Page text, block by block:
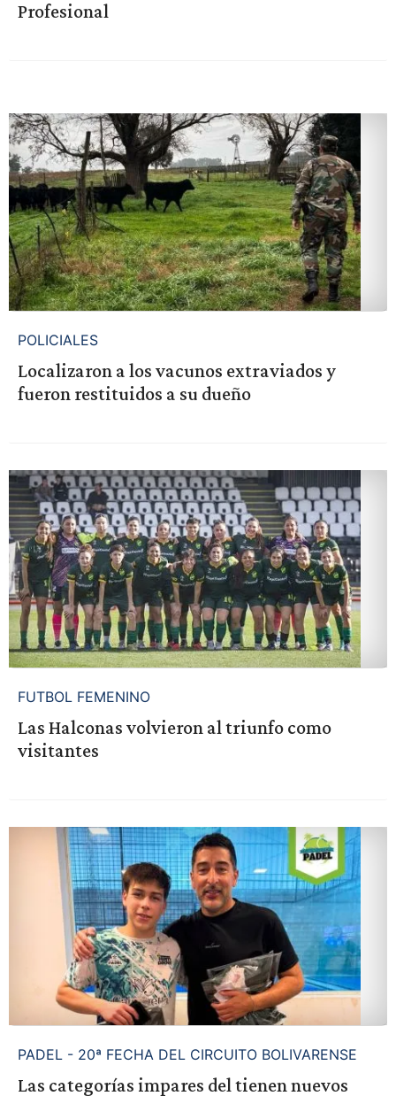
Profesional
POLICIALES
Localizaron a los vacunos extraviados y
fueron restituidos a su dueño
FUTBOL FEMENINO
Las Halconas volvieron al triunfo como
visitantes
PADEL - 20ª FECHA DEL CIRCUITO BOLIVARENSE
Las categorías impares del tienen nuevos